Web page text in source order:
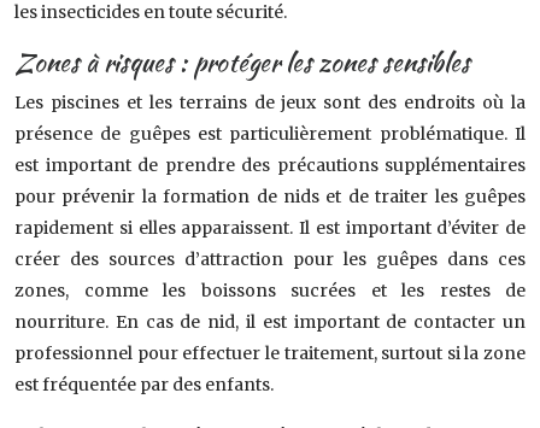
les insecticides en toute sécurité.
Zones à risques : protéger les zones sensibles
Les piscines et les terrains de jeux sont des endroits où la
présence de guêpes est particulièrement problématique. Il
est important de prendre des précautions supplémentaires
pour prévenir la formation de nids et de traiter les guêpes
rapidement si elles apparaissent. Il est important d’éviter de
créer des sources d’attraction pour les guêpes dans ces
zones, comme les boissons sucrées et les restes de
nourriture. En cas de nid, il est important de contacter un
professionnel pour effectuer le traitement, surtout si la zone
est fréquentée par des enfants.